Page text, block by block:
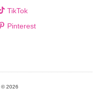
TikTok
Pinterest
© 2026